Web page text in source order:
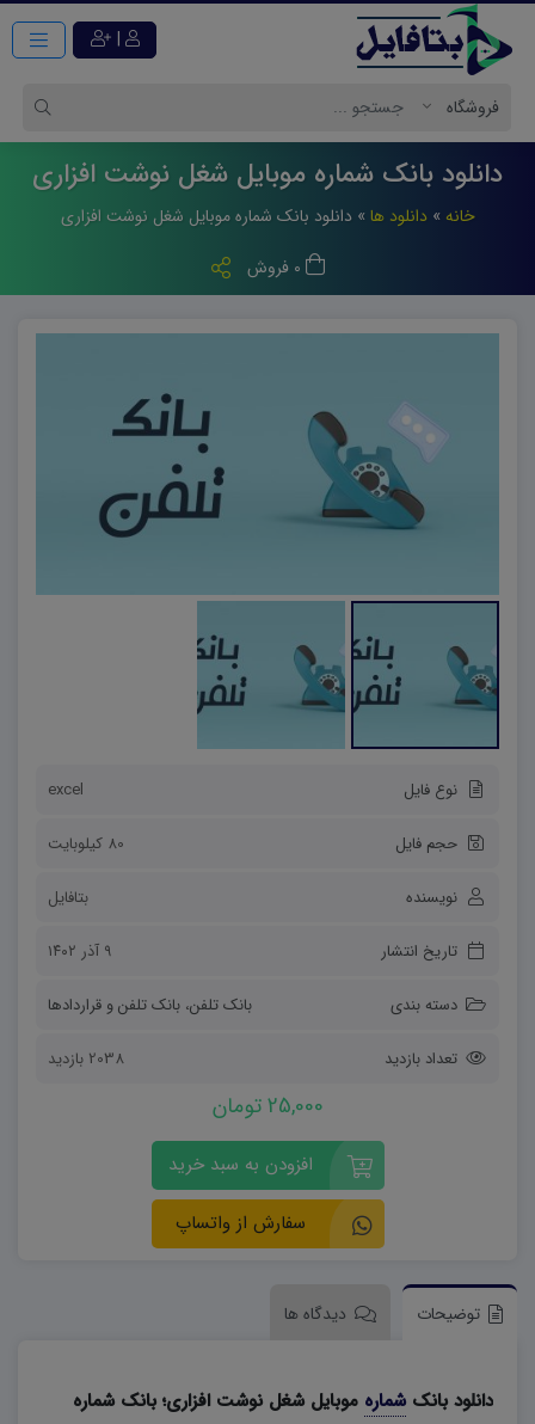
|
دانلود بانک شماره موبایل شغل نوشت افزاری
خانه »دانلود ها »دانلود بانک شماره موبایل شغل نوشت افزاری
نوع فایل excel
حجم فایل 80 کیلوبایت
نویسنده بتافایل
تاریخ انتشار ۹ آذر ۱۴۰۲
دسته بندی بانک تلفن، بانک تلفن و قراردادها
تعداد بازدید 2038 بازدید
25,000 تومان
افزودن به سبد خرید
سفارش از واتساپ
توضیحات دیدگاه ها
دانلود بانک شماره موبایل شغل نوشت افزاری؛ بانک شماره